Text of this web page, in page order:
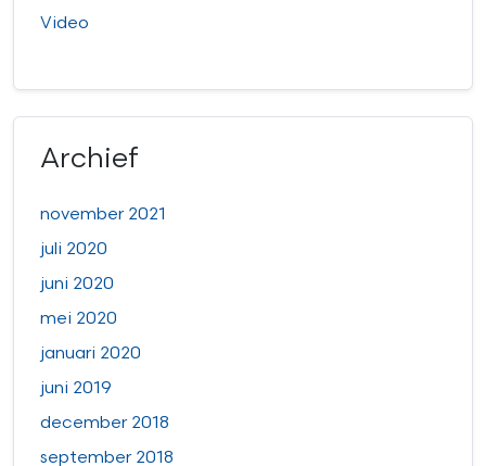
Video
Archief
november 2021
juli 2020
juni 2020
mei 2020
januari 2020
juni 2019
december 2018
september 2018